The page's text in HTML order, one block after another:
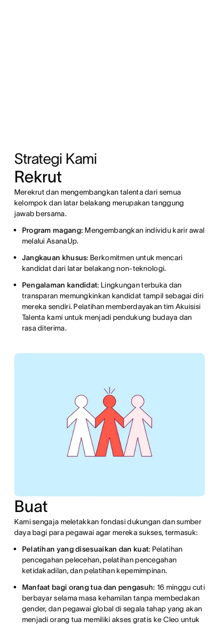
Strategi Kami
Rekrut
Merekrut dan mengembangkan talenta dari semua
kelompok dan latar belakang merupakan tanggung
jawab bersama.
Program magang: Mengembangkan individu karir awal
melalui AsanaUp.
Jangkauan khusus: Berkomitmen untuk mencari
kandidat dari latar belakang non-teknologi.
Pengalaman kandidat: Lingkungan terbuka dan
transparan memungkinkan kandidat tampil sebagai diri
mereka sendiri. Pelatihan memberdayakan tim Akuisisi
Talenta kami untuk menjadi pendukung budaya dan
rasa diterima.
Buat
Kami sengaja meletakkan fondasi dukungan dan sumber
daya bagi para pegawai agar mereka sukses, termasuk:
Pelatihan yang disesuaikan dan kuat: Pelatihan
pencegahan pelecehan, pelatihan pencegahan
ketidakadilan, dan pelatihan kepemimpinan.
Manfaat bagi orang tua dan pengasuh: 16 minggu cuti
berbayar selama masa kehamilan tanpa membedakan
gender, dan pegawai global di segala tahap yang akan
menjadi orang tua memiliki akses gratis ke Cleo untuk